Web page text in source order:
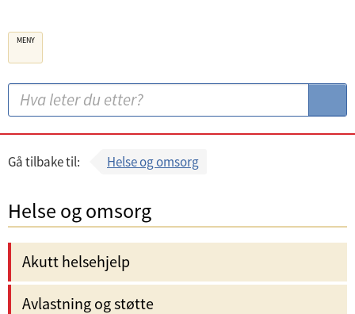
g
e
n
m
u
e
ø
k
:
S
ø
MENY
Gå tilbake til: Helse og omsorg
Helse og omsorg
Akutt helsehjelp
Avlastning og støtte